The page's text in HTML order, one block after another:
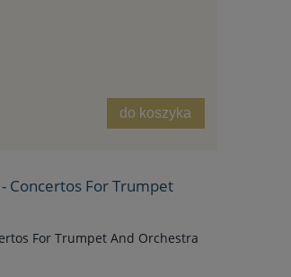
do koszyka
Concertos For Trumpet
For Trumpet And Orchestra